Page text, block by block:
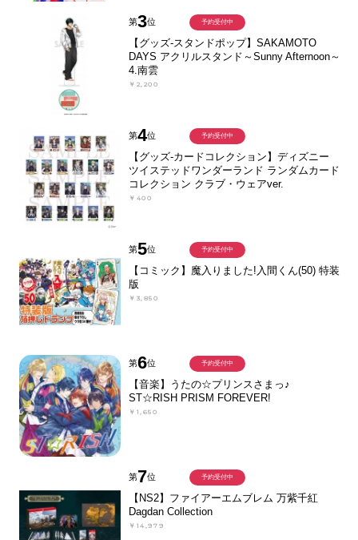
第3位
【グッズ-スタンドポップ】SAKAMOTO
DAYS アクリルスタンド～Sunny Afternoon～
4.南雲
￥2,200
予約受付中
第4位
【グッズ-カードコレクション】ディズニー
ツイステッドワンダーランド ランダムカード
コレクション クラブ・ウェアver.
￥400
予約受付中
第5位
【コミック】魔入りました!入間くん(50) 特装
版
￥3,850
予約受付中
第6位
【音楽】うたの☆プリンスさまっ♪
ST☆RISH PRISM FOREVER!
￥1,650
予約受付中
第7位
【NS2】ファイアーエムブレム 万紫千紅
Dagdan Collection
￥14,979
予約受付中